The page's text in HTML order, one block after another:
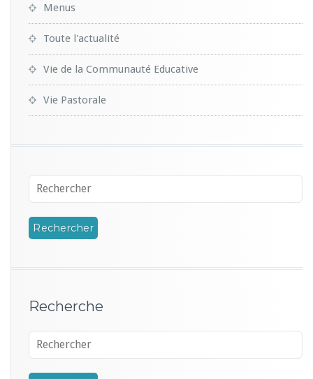
Menus
Toute l'actualité
Vie de la Communauté Educative
Vie Pastorale
Recherche